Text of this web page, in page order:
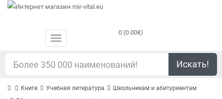
0 (0.00€)
Искать!
Книги Учебная литература
Школьникам и абитуриентам